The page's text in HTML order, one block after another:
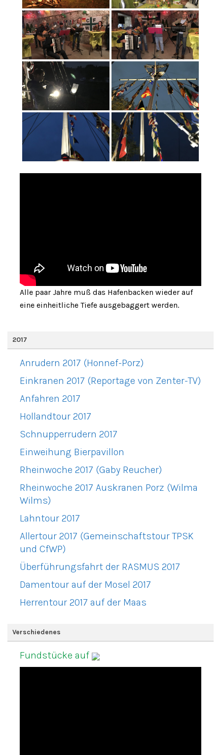
Alle paar Jahre muß das Hafenbacken wieder auf
eine einheitliche Tiefe ausgebaggert werden.
2017
Anrudern 2017 (Honnef-Porz)
Einkranen 2017 (Reportage von Zenter-TV)
Anfahren 2017
Hollandtour 2017
Schnupperrudern 2017
Einweihung Bierpavillon
Rheinwoche 2017 (Gaby Reucher)
Rheinwoche 2017 Auskranen Porz (Wilma
Wilms)
Lahntour 2017
Allertour 2017 (Gemeinschaftstour TPSK
und CfWP)
Überführungsfahrt der RASMUS 2017
Damentour auf der Mosel 2017
Herrentour 2017 auf der Maas
Verschiedenes
Fundstücke auf